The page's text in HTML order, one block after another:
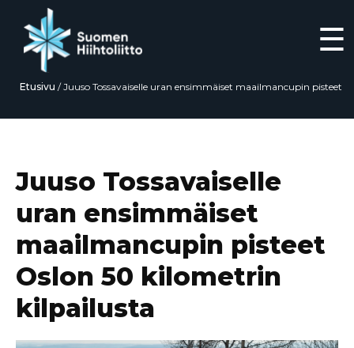
☰
Etusivu /Juuso Tossavaiselle uran ensimmäiset maailmancupin pisteet
Juuso Tossavaiselle
uran ensimmäiset
maailmancupin pisteet
Oslon 50 kilometrin
kilpailusta